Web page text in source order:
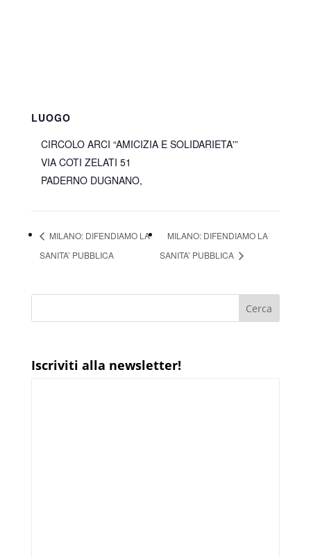
LUOGO
CIRCOLO ARCI “AMICIZIA E SOLIDARIETA'”
VIA COTI ZELATI 51
PADERNO DUGNANO,
MILANO: DIFENDIAMO LA
SANITA’ PUBBLICA
MILANO: DIFENDIAMO LA
SANITA’ PUBBLICA
Iscriviti alla newsletter!